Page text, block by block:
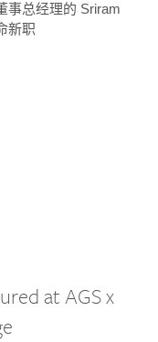
事总经理的 Sriram
新职
at AGS x